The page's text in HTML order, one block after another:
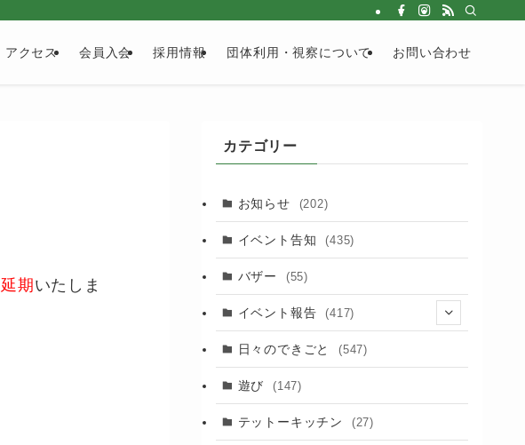
アクセス 会員入会 採用情報 団体利用・視察について お問い合わせ
延期 いたしま
カテゴリー
お知らせ (202)
イベント告知 (435)
バザー (55)
イベント報告 (417)
(2)
(88)
日々のできごと (547)
遊び (147)
テットーキッチン (27)